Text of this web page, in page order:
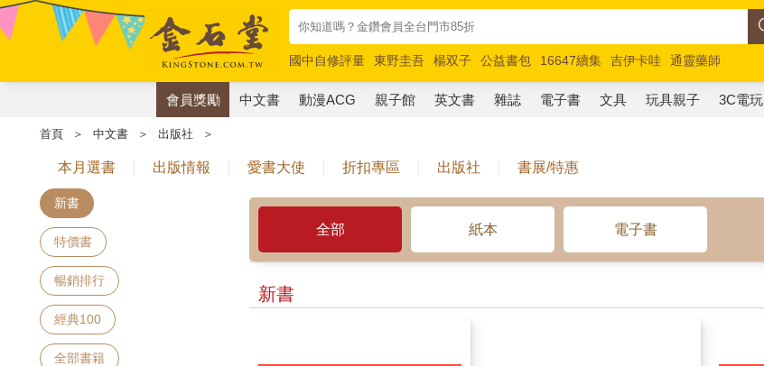
國中自修評量 東野圭吾 楊双子 公益書包 16647續集 吉伊卡哇
通靈藥師
唯紅花綻放
奧德賽 路邊攤新作 馬斯克 玩具總動員5 超慢跑
會員獎勵 中文書 動漫ACG 親子館 英文書 雜誌 電子書 文具 玩具親子 3C電玩
首頁 ＞ 中文書 ＞ 出版社 ＞
本月選書 出版情報 愛書大使 折扣專區 出版社 書展/特惠
新書
特價書
暢銷排行
經典100
全部書籍
全部 紙本 電子書
新書